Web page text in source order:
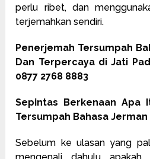
perlu ribet, dan
terjemahkan sendiri.
Penerjemah Tersumpah
Dan Terpercaya di Jati
0877 2768 8883
Sepintas Berkenaan Apa
Tersumpah Bahasa Jerman
Sebelum ke ulasan yang